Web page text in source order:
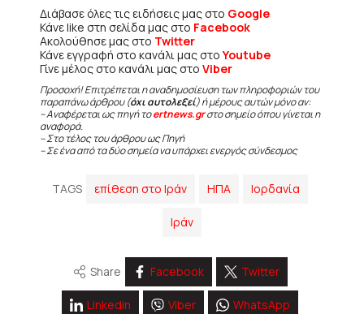
Διάβασε όλες τις ειδήσεις μας στο Google
Κάνε like στη σελίδα μας στο Facebook
Ακολούθησε μας στο Twitter
Κάνε εγγραφή στο κανάλι μας στοYoutube
Γίνε μέλος στο κανάλι μας στο Viber
Προσοχή! Επιτρέπεται η αναδημοσίευση των πληροφοριών του
παραπάνω άρθρου (όχι αυτολεξεί) ή μέρους αυτών μόνο αν:
– Αναφέρεται ως πηγή τοertnews.grστο σημείο όπου γίνεται η
αναφορά.
– Στο τέλος του άρθρου ως Πηγή
– Σε ένα από τα δύο σημεία να υπάρχει ενεργός σύνδεσμος
TAGS επίθεση στο Ιράν ΗΠΑ Ιορδανία
Ιράν
Share Facebook Twitter
Linkedin Viber WhatsApp